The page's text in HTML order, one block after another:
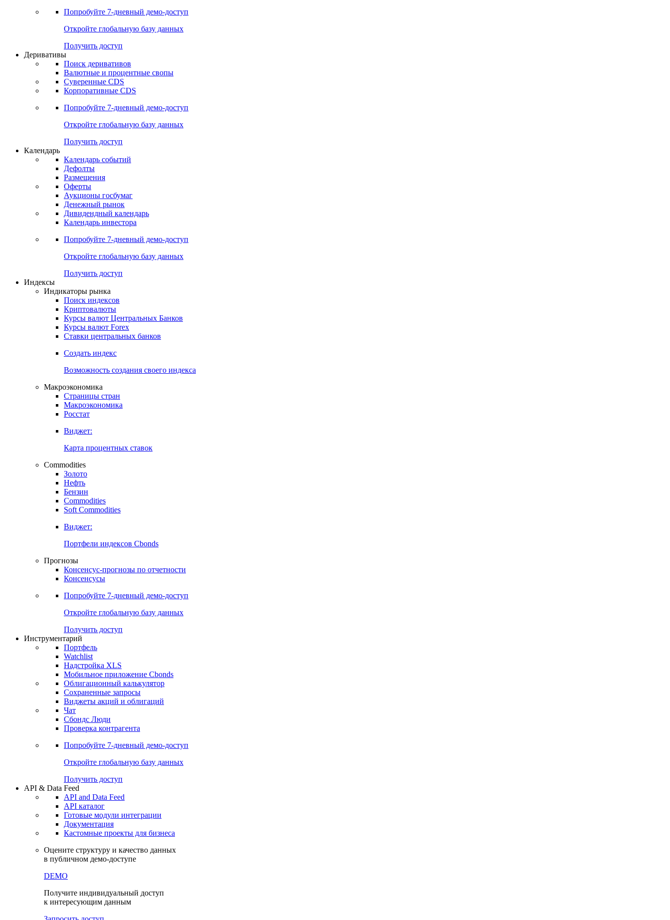
Попробуйте 7-дневный демо-доступ
Откройте глобальную базу данных
Получить доступ
Деривативы
Поиск деривативов
Валютные и процентные свопы
Суверенные CDS
Корпоративные CDS
Попробуйте 7-дневный демо-доступ
Откройте глобальную базу данных
Получить доступ
Календарь
Календарь событий
Дефолты
Размещения
Оферты
Аукционы госбумаг
Денежный рынок
Дивидендный календарь
Календарь инвестора
Попробуйте 7-дневный демо-доступ
Откройте глобальную базу данных
Получить доступ
Индексы
Индикаторы рынка
Поиск индексов
Криптовалюты
Курсы валют Центральных Банков
Курсы валют Forex
Ставки центральных банков
Создать индекс
Возможность создания своего индекса
Макроэкономика
Страницы стран
Макроэкономика
Росстат
Виджет:
Карта процентных ставок
Commodities
Золото
Нефть
Бензин
Commodities
Soft Commodities
Виджет:
Портфели индексов Cbonds
Прогнозы
Консенсус-прогнозы по отчетности
Консенсусы
Попробуйте 7-дневный демо-доступ
Откройте глобальную базу данных
Получить доступ
Инструментарий
Портфель
Watchlist
Надстройка XLS
Мобильное приложение Cbonds
Облигационный калькулятор
Сохраненные запросы
Виджеты акций и облигаций
Чат
Сбондс Люди
Проверка контрагента
Попробуйте 7-дневный демо-доступ
Откройте глобальную базу данных
Получить доступ
API & Data Feed
API and Data Feed
API каталог
Готовые модули интеграции
Документация
Кастомные проекты для бизнеса
Оцените структуру и качество данных
в публичном демо-доступе
DEMO
Получите индивидуальный доступ
к интересующим данным